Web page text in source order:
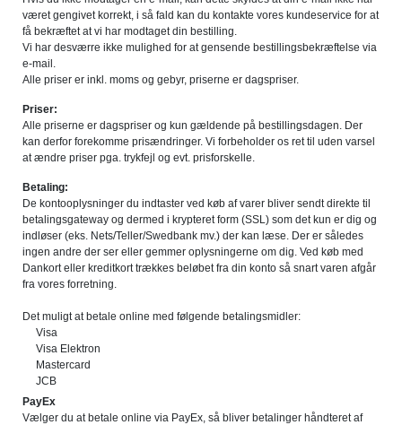
været gengivet korrekt, i så fald kan du kontakte vores kundeservice for at
få bekræftet at vi har modtaget din bestilling.
Vi har desværre ikke mulighed for at gensende bestillingsbekræftelse via
e-mail.
Alle priser er inkl. moms og gebyr, priserne er dagspriser.
Priser:
Alle priserne er dagspriser og kun gældende på bestillingsdagen. Der
kan derfor forekomme prisændringer. Vi forbeholder os ret til uden varsel
at ændre priser pga. trykfejl og evt. prisforskelle.
Betaling:
De kontooplysninger du indtaster ved køb af varer bliver sendt direkte til
betalingsgateway og dermed i krypteret form (SSL) som det kun er dig og
indløser (eks. Nets/Teller/Swedbank mv.) der kan læse. Der er således
ingen andre der ser eller gemmer oplysningerne om dig. Ved køb med
Dankort eller kreditkort trækkes beløbet fra din konto så snart varen afgår
fra vores forretning.
Det muligt at betale online med følgende betalingsmidler:
Visa
Visa Elektron
Mastercard
JCB
PayEx
Vælger du at betale online via PayEx, så bliver betalinger håndteret af